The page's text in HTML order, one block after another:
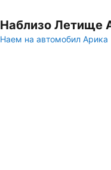
Наблизо Летище
Наем на автомобил Арика